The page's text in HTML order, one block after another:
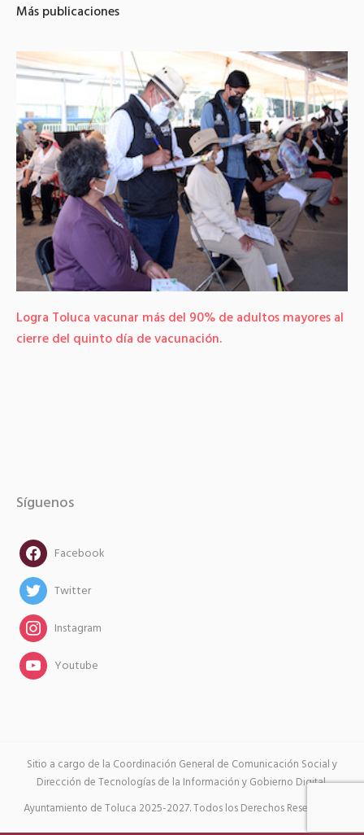
Más publicaciones
Logra Toluca vacunar más del 90% de adultos mayores al
cierre del quinto día de vacunación.
Síguenos
facebookFacebook
twitterTwitter
instagramInstagram
instagramYoutube
Sitio a cargo de la Coordinación General de Comunicación Social y
Dirección de Tecnologías de la Información y Gobierno Digital.
Ayuntamiento de Toluca 2025-2027. Todos los Derechos Reservados.